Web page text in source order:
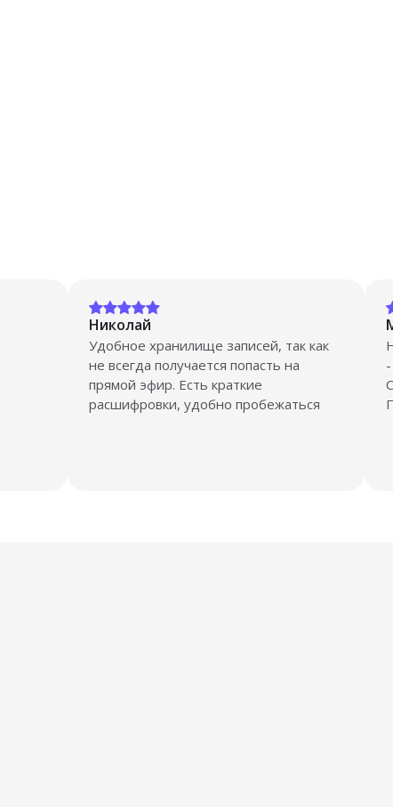
Николай
Удобное хранилище записей, так как
не всегда получается попасть на
прямой эфир. Есть краткие
расшифровки, удобно пробежаться